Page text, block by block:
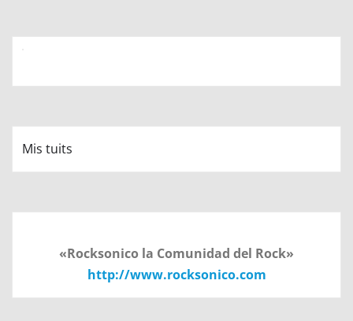
Mis tuits
«Rocksonico la Comunidad del Rock»
http://www.rocksonico.com